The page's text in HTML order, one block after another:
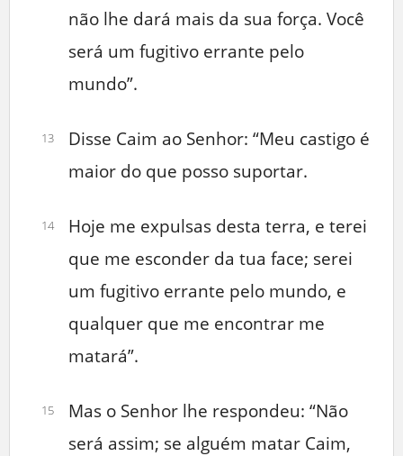
não lhe dará mais da sua força. Você
será um fugitivo errante pelo
mundo”.
13
Disse Caim ao Senhor: “Meu castigo é
maior do que posso suportar.
14
Hoje me expulsas desta terra, e terei
que me esconder da tua face; serei
um fugitivo errante pelo mundo, e
qualquer que me encontrar me
matará”.
15
Mas o Senhor lhe respondeu: “Não
será assim; se alguém matar Caim,